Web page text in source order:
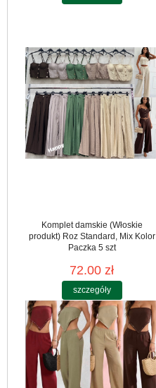
Komplet damskie (Włoskie
produkt) Roz Standard, Mix Kolor
Paczka 5 szt
72.00 zł
szczegóły